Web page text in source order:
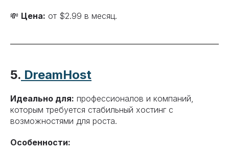
💸 Цена: от $2.99 в месяц.
5. DreamHost
Идеально для: профессионалов и компаний,
которым требуется стабильный хостинг с
возможностями для роста.
Особенности: